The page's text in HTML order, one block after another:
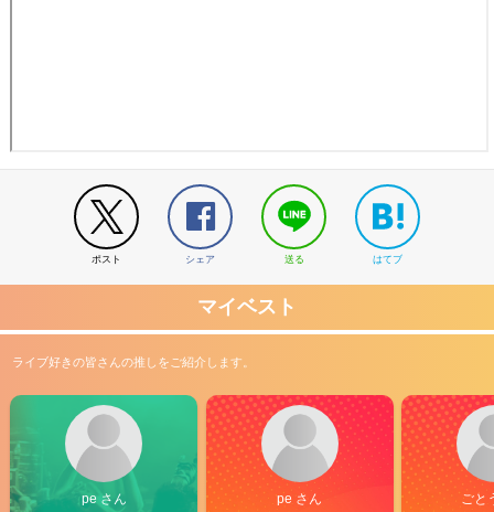
ポスト シェア 送る はてブ
マイベスト
ライブ好きの皆さんの推しをご紹介します。
pe さん pe さん ごと